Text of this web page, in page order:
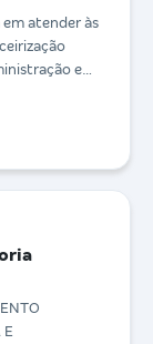
em atender às
e
E